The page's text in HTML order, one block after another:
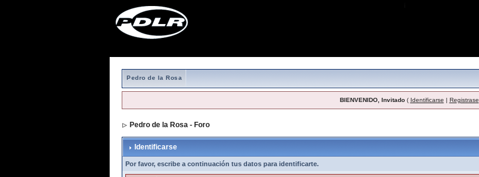
Pedro de la Rosa
BIENVENIDO, Invitado( Identificarse | Registrase
Pedro de la Rosa - Foro
Identificarse
Por favor, escribe a continuación tus datos para identificarte.